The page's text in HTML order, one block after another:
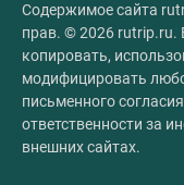
Содержимое сайта
прав. © 2026
копировать,
модифицировать
письменного
ответственности за
внешних сайтах.